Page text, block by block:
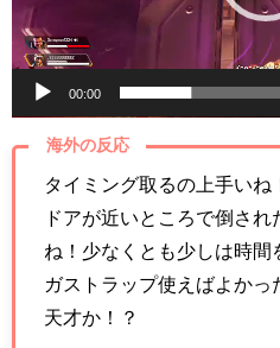
ヤ
ー
00:00
海外の反応
タイミング取るの上手いね
ドアが近いところで倒され
ね！少なくとも少しは時間
ガストラップ使えばよかっ
天才か！？